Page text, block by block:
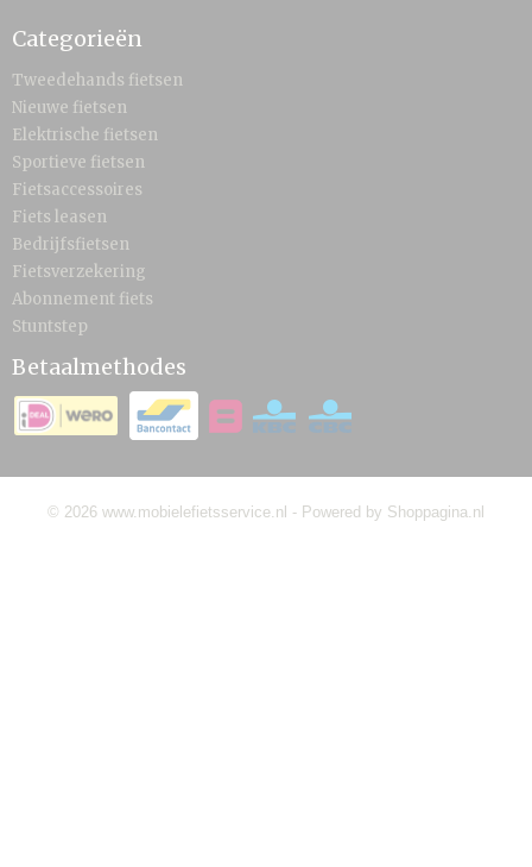
Categorieën
Tweedehands fietsen
Nieuwe fietsen
Elektrische fietsen
Sportieve fietsen
Fietsaccessoires
Fiets leasen
Bedrijfsfietsen
Fietsverzekering
Abonnement fiets
Stuntstep
Betaalmethodes
© 2026 www.mobielefietsservice.nl - Powered by Shoppagina.nl